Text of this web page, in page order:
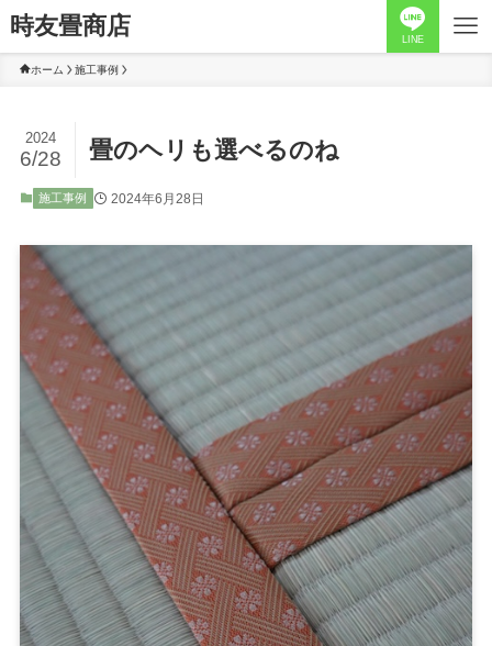
時友畳商店 LINE
ホーム 施工事例
畳のヘリも選べるのね
2024
6/28
施工事例 2024年6月28日